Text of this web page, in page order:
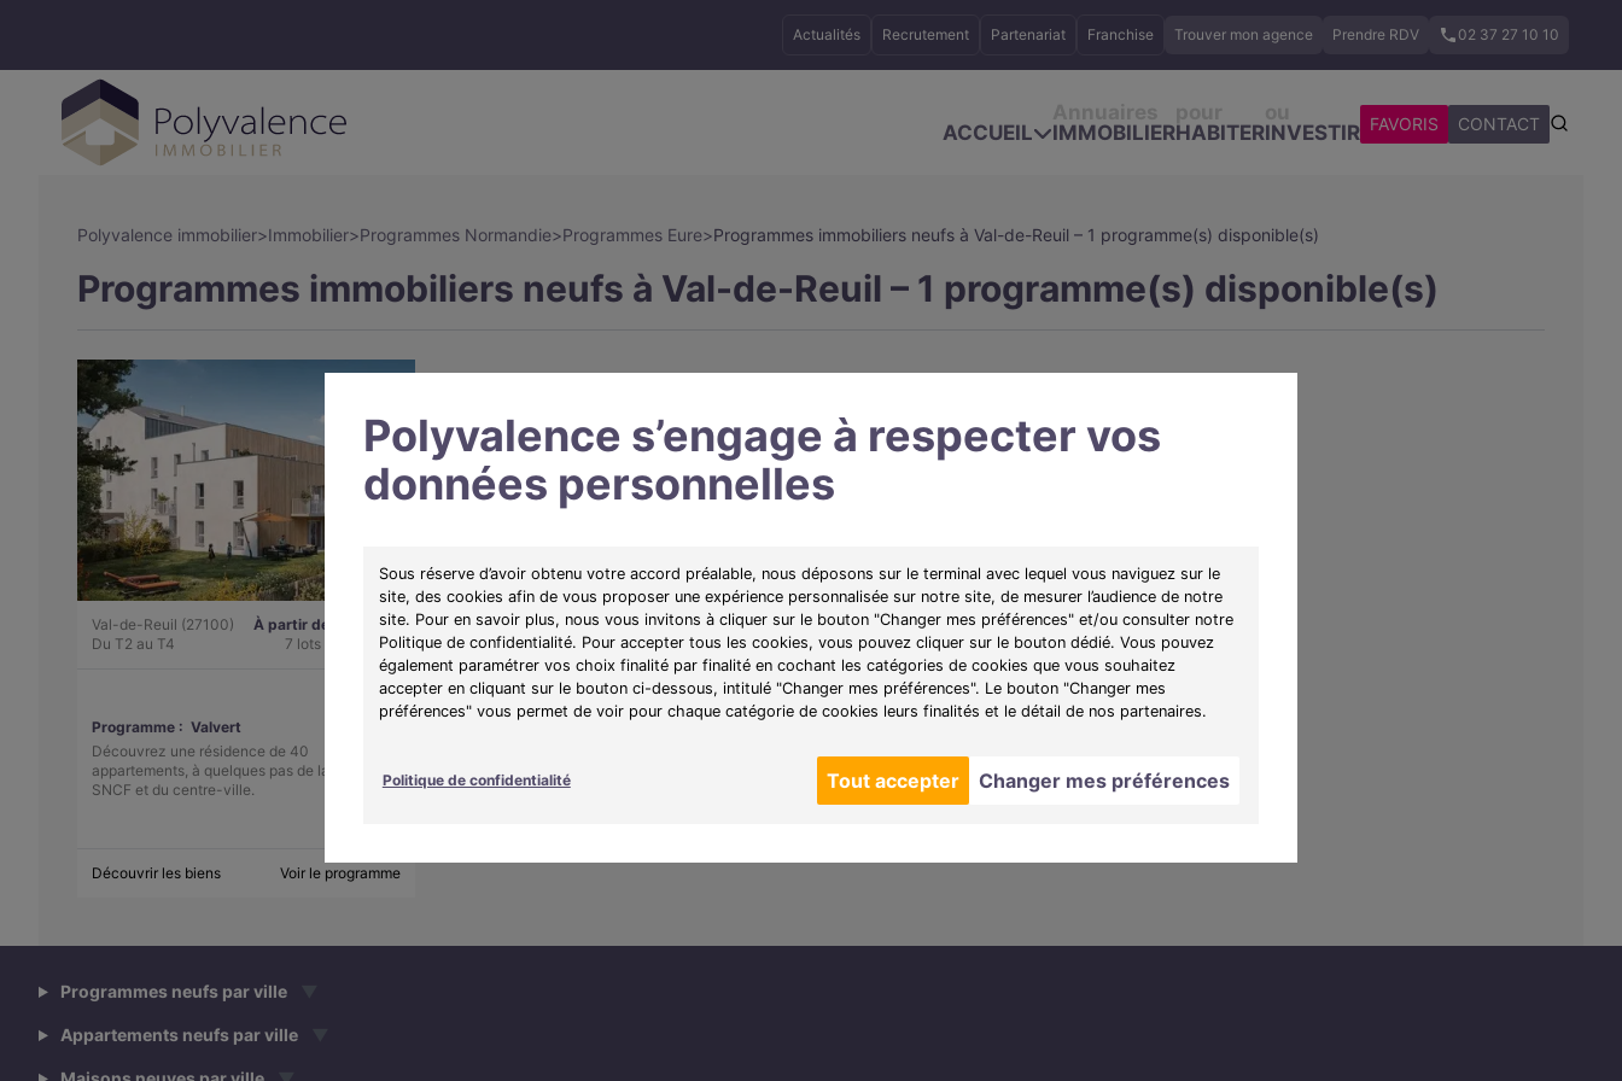
Polyvalence s’engage à respecter vos
données personnelles
Sous réserve d’avoir obtenu votre accord préalable, nous déposons sur le terminal avec lequel vous naviguez sur le
site, des cookies afin de vous proposer une expérience personnalisée sur notre site, de mesurer l’audience de notre
site. Pour en savoir plus, nous vous invitons à cliquer sur le bouton "Changer mes préférences" et/ou consulter notre
Politique de confidentialité. Pour accepter tous les cookies, vous pouvez cliquer sur le bouton dédié. Vous pouvez
également paramétrer vos choix finalité par finalité en cochant les catégories de cookies que vous souhaitez
accepter en cliquant sur le bouton ci-dessous, intitulé "Changer mes préférences". Le bouton "Changer mes
préférences" vous permet de voir pour chaque catégorie de cookies leurs finalités et le détail de nos partenaires.
Politique de confidentialité Tout accepter Changer mes préférences
Actualités Recrutement Partenariat Franchise Trouver mon agence Prendre RDV 02 37 27 10 10
ACCUEIL
IMMOBILIERHABITERINVESTIR FAVORIS CONTACT
Polyvalence immobilier>Immobilier>Programmes Normandie>Programmes Eure>Programmes immobiliers neufs à Val-de-Reuil – 1 programme(s) disponible(s)
Programmes immobiliers neufs à Val-de-Reuil – 1 programme(s) disponible(s)
Val-de-Reuil (27100)
Du T2 au T4
À partir de 131 901 €
7 lots disponibles
Programme : Valvert
Découvrez une résidence de 40
appartements, à quelques pas de la gare
SNCF et du centre-ville.
Découvrir les biens Voir le programme
Programmes neufs par ville
Appartements neufs par ville